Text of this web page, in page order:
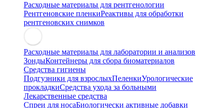
Расходные материалы для рентгенологии
Рентгеновские пленкиРеактивы для обработки
рентгеновских снимков
Расходные материалы для лаборатории и анализов
ЗондыКонтейнеры для сбора биоматериалов
Средства гигиены
Подгузники для взрослыхПеленкиУрологические
прокладкиСредства ухода за больными
Лекарственные средства
Спреи для носаБиологически активные добавки